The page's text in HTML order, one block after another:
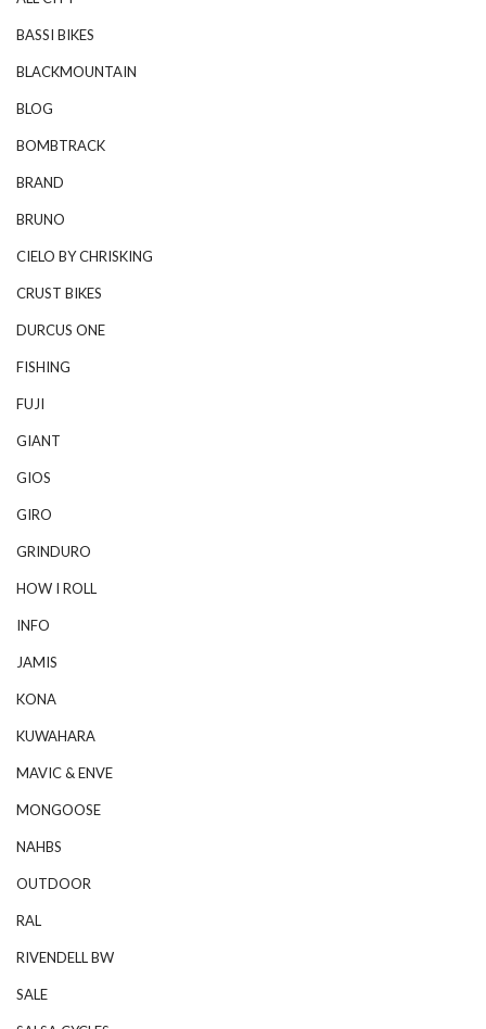
BASSI BIKES
BLACKMOUNTAIN
BLOG
BOMBTRACK
BRAND
BRUNO
CIELO BY CHRISKING
CRUST BIKES
DURCUS ONE
FISHING
FUJI
GIANT
GIOS
GIRO
GRINDURO
HOW I ROLL
INFO
JAMIS
KONA
KUWAHARA
MAVIC & ENVE
MONGOOSE
NAHBS
OUTDOOR
RAL
RIVENDELL BW
SALE